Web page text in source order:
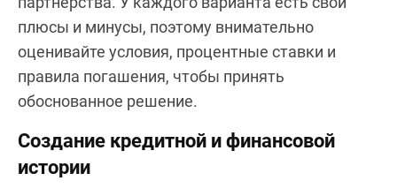
плюсы и минусы, поэтому внимательно
оценивайте условия, процентные ставки и
правила погашения, чтобы принять
обоснованное решение.
Создание кредитной и финансовой
истории